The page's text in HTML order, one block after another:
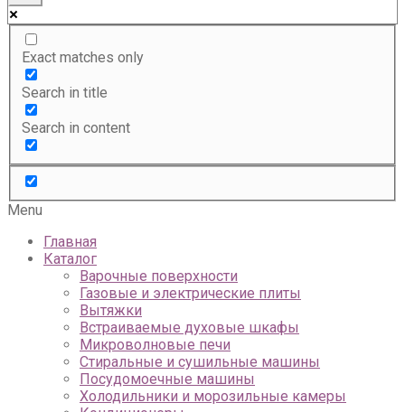
Exact matches only
Search in title
Search in content
Menu
Главная
Каталог
Варочные поверхности
Газовые и электрические плиты
Вытяжки
Встраиваемые духовые шкафы
Микроволновые печи
Стиральные и сушильные машины
Посудомоечные машины
Холодильники и морозильные камеры